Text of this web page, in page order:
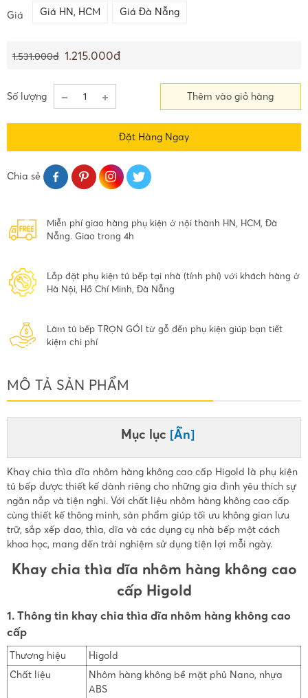
Giá Giá HN, HCM Giá Đà Nẵng
1.531.000đ 1.215.000đ
Số lượng Thêm vào giỏ hàng
Đặt Hàng Ngay
Chia sẻ
Miễn phí giao hàng phụ kiện ở nội thành HN, HCM, Đà
Nẵng. Giao trong 4h
Lắp đặt phụ kiện tủ bếp tại nhà (tính phí) với khách hàng ở
Hà Nội, Hồ Chí Minh, Đà Nẵng
Làm tủ bếp TRỌN GÓI từ gỗ đến phụ kiện giúp bạn tiết
kiệm chi phí
MÔ TẢ SẢN PHẨM
Mục lục [Ẩn]
Khay chia thìa dĩa nhôm hàng không cao cấp Higold là phụ kiện
tủ bếp được thiết kế dành riêng cho những gia đình yêu thích sự
ngăn nắp và tiện nghi. Với chất liệu nhôm hàng không cao cấp
cùng thiết kế thông minh, sản phẩm giúp tối ưu không gian lưu
trữ, sắp xếp dao, thìa, dĩa và các dụng cụ nhà bếp một cách
khoa học, mang đến trải nghiệm sử dụng tiện lợi mỗi ngày.
Khay chia thìa dĩa nhôm hàng không cao
cấp Higold
1. Thông tin khay chia thìa dĩa nhôm hàng không cao
cấp
Thương hiệu
Higold
Chất liệu
Nhôm hàng không bề mặt phủ Nano, nhựa
ABS